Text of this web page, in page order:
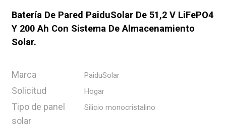
Batería De Pared PaiduSolar De 51,2 V LiFePO4
Y 200 Ah Con Sistema De Almacenamiento
Solar.
Marca PaiduSolar
Solicitud Hogar
Tipo de panel
solar
Silicio monocristalino